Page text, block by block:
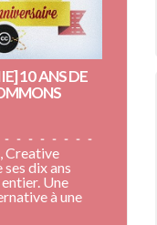
10 ANS DE
Creative
dix ans
Une
à une